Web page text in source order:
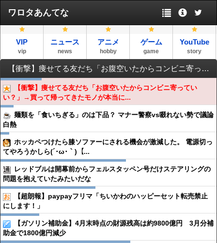
ワロタあんてな
VIP
vip
ニュース
news
アニメ
hobby
ゲーム
game
YouTube
story
【衝撃】痩せてる友だち「お腹空いたからコンビニ寄っていい？」→買って帰ってきたモノが本当に怖かったｗｗｗｗｗｗｗｗｗｗｗｗｗｗｗｗｗｗｗｗ
【衝撃】痩せてる友だち「お腹空いたからコンビニ寄ってい
い？」→買って帰ってきたモノが本当に...
麺類を「食いちぎる」のは下品？ マナー警察vs啜れない勢で議論
白熱
ホッカペつけたら膝ソファーにされる機会が激減した。 電源切っ
てやろうかしら(´･ω･｀)【...
レッドブルは開幕前からフェルスタッペン号だけステアリングの
問題を抱えていたみたいだな
【超朗報】paypayフリマ「ちいかわのハッピーセット転売禁止
にします！」
【ガソリン補助金】4月末時点の財源残高は約9800億円 3月分補
助金で1800億円減少